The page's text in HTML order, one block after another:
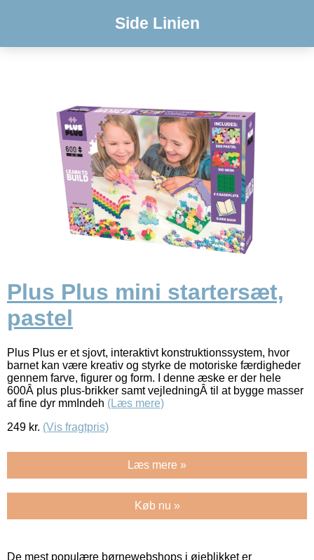
Side Linien
Plus Plus mini startersæt,
pastel
Plus Plus er et sjovt, interaktivt konstruktionssystem, hvor
barnet kan være kreativ og styrke de motoriske færdigheder
gennem farve, figurer og form. I denne æske er der hele
600Â plus plus-brikker samt vejledningÂ til at bygge masser
af fine dyr mmIndeh (Læs mere)
249 kr. (Vis fragtpris)
Læs mere »
Køb nu »
De mest populære børnewebshops i øjeblikket er